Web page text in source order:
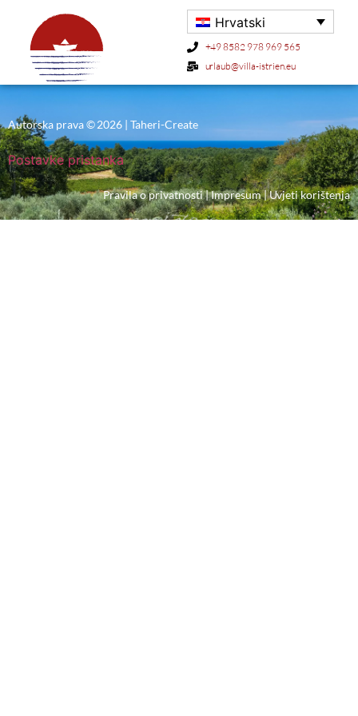
Hrvatski
+49 8582 978 969 565
urlaub@villa-istrien.eu
Region EU not activated for cookie-statement.
Autorska prava © 2026 | Taheri-Create
Postavke pristanka
Pravila o privatnosti|Impresum|Uvjeti korištenja